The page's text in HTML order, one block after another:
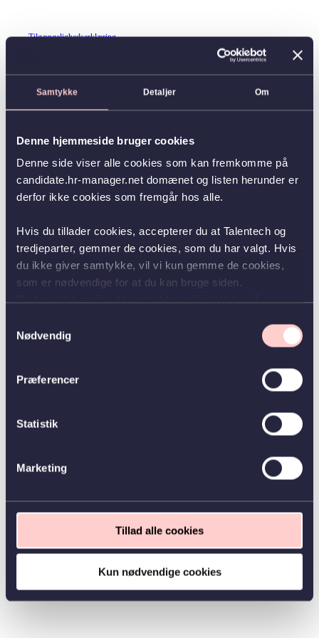
Samtykke Detaljer Om
Denne hjemmeside bruger cookies
Denne side viser alle cookies som kan fremkomme på
candidate.hr-manager.net domænet og listen herunder er
derfor ikke cookies som fremgår hos alle.
Hvis du tillader cookies, accepterer du at Talentech og
tredjeparter, gemmer de cookies, som du har valgt. Hvis
du ikke giver samtykke, vil vi kun gemme de cookies,
som er nødvendige for at du kan bruge siden.
Nødvendig
Præferencer
Statistik
Marketing
Tillad alle cookies
Kun nødvendige cookies
Tilgængelighedserklæring